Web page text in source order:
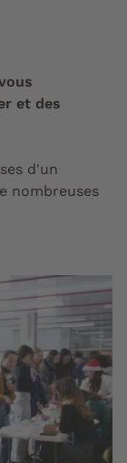
et des
d'un
nombreuses